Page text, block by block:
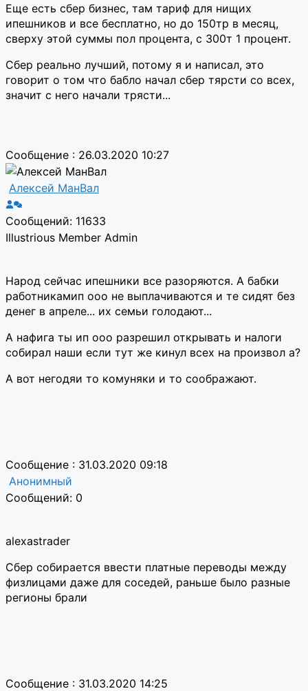
Еще есть сбер бизнес, там тариф для нищих
ипешников и все бесплатно, но до 150тр в месяц,
сверху этой суммы пол процента, с 300т 1 процент.
Сбер реально лучший, потому я и написал, это
говорит о том что бабло начал сбер тярсти со всех,
значит с него начали трясти...
Сообщение : 26.03.2020 10:27
Алексей МанВал
Сообщений: 11633
Illustrious Member Admin
Народ сейчас ипешники все разоряются. А бабки
работникамип ооо не выплачиваются и те сидят без
денег в апреле... их семьи голодают...
А нафига ты ип ооо разрешил открывать и налоги
собирал наши если тут же кинул всех на произвол а?
А вот негодяи то комуняки и то соображают.
Сообщение : 31.03.2020 09:18
Анонимный
Сообщений: 0
alexastrader
Сбер собирается ввести платные переводы между
физлицами даже для соседей, раньше было разные
регионы брали
Сообщение : 31.03.2020 14:25